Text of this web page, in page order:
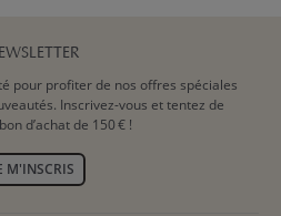
pour profiter de nos offres spéciales
Inscrivez-vous et tentez de
d’achat de 150 € !
M'INSCRIS